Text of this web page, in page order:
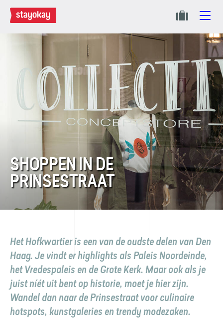
SHOPPEN IN DE
PRINSESTRAAT
Het Hofkwartier is een van de oudste delen van Den
Haag. Je vindt er highlights als Paleis Noordeinde,
het Vredespaleis en de Grote Kerk. Maar ook als je
juist níét uit bent op historie, moet je hier zijn.
Wandel dan naar de Prinsestraat voor culinaire
hotspots, kunstgaleries en trendy modezaken.